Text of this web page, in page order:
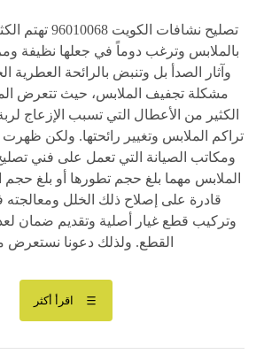
تصليح نشافات
بالملابس وترغب دوماً في جعلها نظيفة
وآثار الصدأ بل وتنبض بالرائحة العطرية
مشكلة تجفيف الملابس، حيث تتعرض
الكثير من الأعطال التي تسبب الإزعاج
تراكم الملابس وتغيير رائحتها. ولكن
ومكاتب الصيانة التي تعمل على فني
الملابس مهما بلغ حجم تطورها أو بلغ حجم
قادرة على إصلاح ذلك الخلل
وتركيب قطع غيار أصلية وتقديم ضمان
القطع. ولذلك دعونا نستعرض
اقرأ أكثر